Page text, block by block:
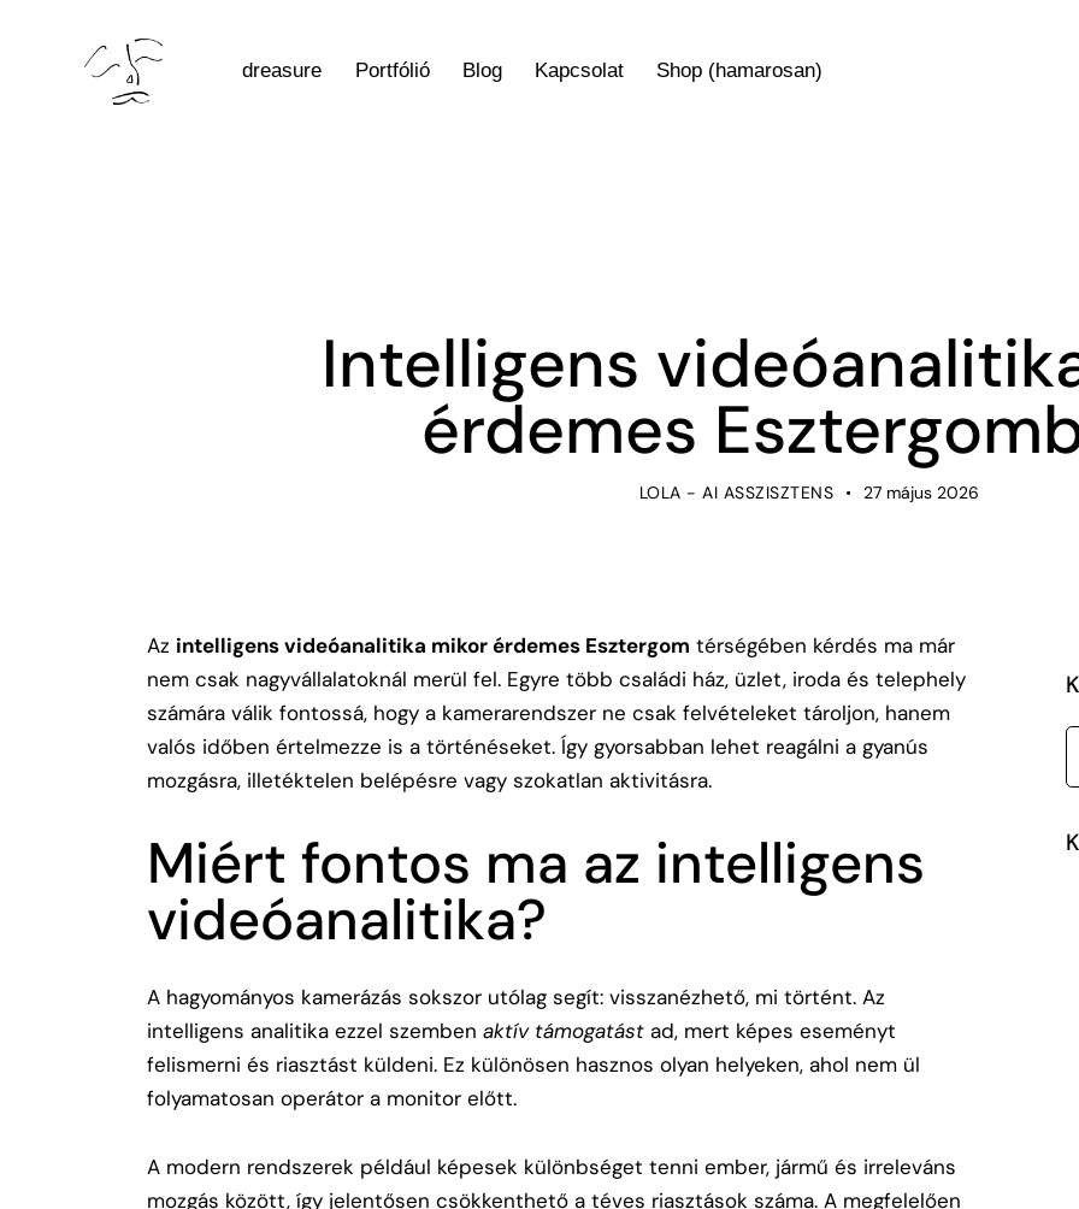
dreasure Portfólió Blog Kapcsolat Shop (hamarosan)
Intelligens
érdemes
LOLA - AI ASSZISZTENS 27 május 2026
Az intelligens videóanalitika mikor érdemes Esztergom térségében kérdés ma már
nem csak nagyvállalatoknál merül fel. Egyre több családi ház, üzlet, iroda és telephely
számára válik fontossá, hogy a kamerarendszer ne csak felvételeket tároljon, hanem
valós időben értelmezze is a történéseket. Így gyorsabban lehet reagálni a gyanús
mozgásra, illetéktelen belépésre vagy szokatlan aktivitásra.
Miért fontos ma az intelligens
videóanalitika?
A hagyományos kamerázás sokszor utólag segít: visszanézhető, mi történt. Az
intelligens analitika ezzel szemben aktív támogatást ad, mert képes eseményt
felismerni és riasztást küldeni. Ez különösen hasznos olyan helyeken, ahol nem ül
folyamatosan operátor a monitor előtt.
A modern rendszerek például képesek különbséget tenni ember, jármű és irreleváns
mozgás között, így jelentősen csökkenthető a téves riasztások száma. A megfelelően